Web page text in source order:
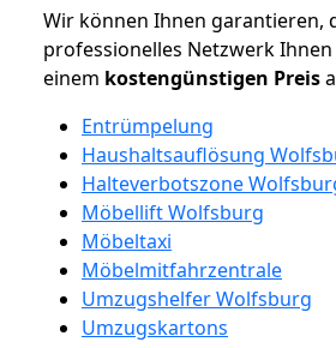
Wir können Ihnen garantieren,
professionelles Netzwerk Ihnen
einem kostengünstigen Preis
Entrümpelung
Haushaltsauflösung
Halteverbotszone
Möbellift Wolfsburg
Möbeltaxi
Möbelmitfahrzentrale
Umzugshelfer Wolfsburg
Umzugskartons